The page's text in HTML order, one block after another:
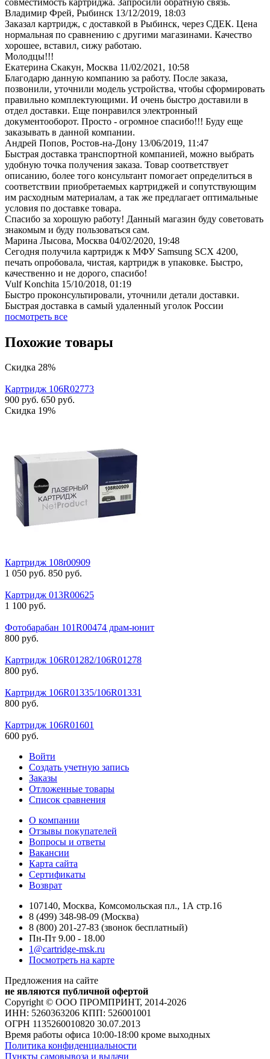
Владимир Фрей, Рыбинск 13/12/2019, 18:03
Заказал картридж, с доставкой в Рыбинск, через СДЕК. Цена
нормальная по сравнению с другими магазинами. Качество
хорошее, вставил, сижу работаю.
Молодцы!!!
Екатерина Скакун, Москва 11/02/2021, 10:58
Благодарю данную компанию за работу. После заказа,
позвонили, уточнили модель устройства, чтобы сформировать
правильно комплектующими. И очень быстро доставили в
отдел доставки. Еще понравился электронный
документооборот. Просто - огромное спасибо!!! Буду еще
заказывать в данной компании.
Андрей Попов, Ростов-на-Дону 13/06/2019, 11:47
Быстрая доставка транспортной компанией, можно выбрать
удобную точка получения заказа. Товар соответствует
описанию, более того консультант помогает определиться в
соответствии приобретаемых картриджей и сопутствующим
им расходным материалам, а так же предлагает оптимальные
условия по доставке товара.
Спасибо за хорошую работу! Данный магазин буду советовать
знакомым и буду пользоваться сам.
Марина Лысова, Москва 04/02/2020, 19:48
Сегодня получила картридж к МФУ Samsung SCX 4200,
печать опробовала, чистая, картридж в упаковке. Быстро,
качественно и не дорого, спасибо!
Vulf Konchita 15/10/2018, 01:19
Быстро проконсультировали, уточнили детали доставки.
Быстрая доставка в самый удаленный уголок России
посмотреть все
Похожие товары
Скидка 28%
Картридж 106R02773
900 руб. 650 руб.
Скидка 19%
Картридж 108r00909
1 050 руб. 850 руб.
Картридж 013R00625
1 100 руб.
Фотобарабан 101R00474 драм-юнит
800 руб.
Картридж 106R01282/106R01278
800 руб.
Картридж 106R01335/106R01331
800 руб.
Картридж 106R01601
600 руб.
Войти
Создать учетную запись
Заказы
Отложенные товары
Список сравнения
О компании
Отзывы покупателей
Вопросы и ответы
Вакансии
Карта сайта
Сертификаты
Возврат
107140, Москва, Комсомольская пл., 1А стр.16
8 (499) 348-98-09 (Москва)
8 (800) 201-27-83 (звонок бесплатный)
Пн-Пт 9.00 - 18.00
1@cartridge-msk.ru
Посмотреть на карте
Предложения на сайте
не являются публичной офертой
Copyright © ООО ПРОМПРИНТ, 2014-2026
ИНН: 5260363206 КПП: 526001001
ОГРН 1135260010820 30.07.2013
Время работы офиса 10:00-18:00 кроме выходных
Политика конфиденциальности
Пункты самовывоза и выдачи